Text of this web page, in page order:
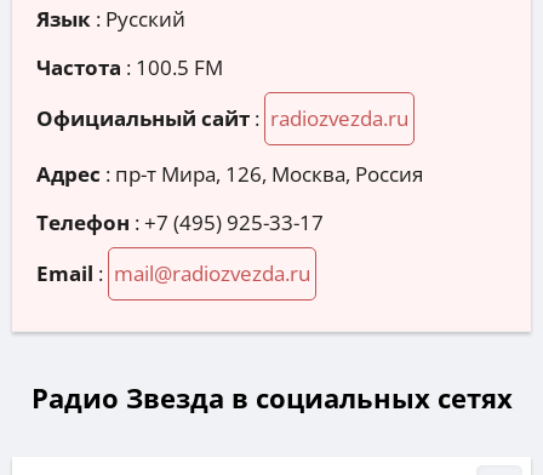
Язык : Русский
Частота : 100.5 FM
Официальный сайт : radiozvezda.ru
Адрес : пр-т Мира, 126, Москва, Россия
Телефон :+7 (495) 925-33-17
Email : mail@radiozvezda.ru
Радио Звезда в социальных сетях